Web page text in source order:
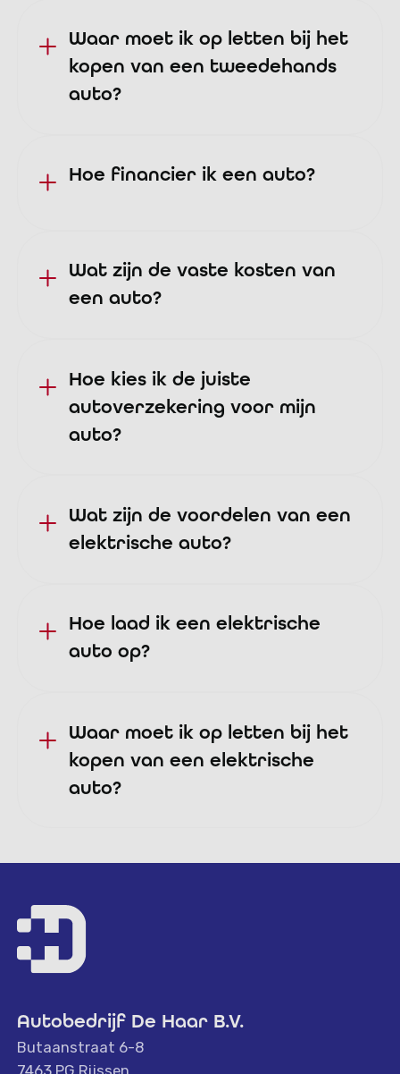
Waar moet ik op letten bij het
kopen van een tweedehands
auto?
Hoe financier ik een auto?
Wat zijn de vaste kosten van
een auto?
Hoe kies ik de juiste
autoverzekering voor mijn
auto?
Wat zijn de voordelen van een
elektrische auto?
Hoe laad ik een elektrische
auto op?
Waar moet ik op letten bij het
kopen van een elektrische
auto?
Autobedrijf De Haar B.V.
Butaanstraat 6-8